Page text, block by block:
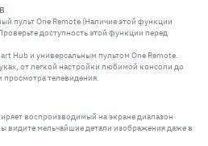
пульт One Remote (Наличие этой функции
доступность этой функции перед
Hub и универсальным пультом One Remote.
от легкой настройки любимой консоли до
телевидения.
воспроизводимый на экране диапазон
видите мельчайшие детали изображения даже в